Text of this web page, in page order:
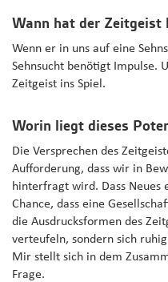
Wann hat der Zeitgeist
Wenn er in uns auf eine
Sehnsucht benötigt Impulse.
Zeitgeist ins Spiel.
Worin liegt dieses
Die Versprechen des
Aufforderung, dass wir in
hinterfragt wird. Dass Neues
Chance, dass eine
die Ausdrucksformen des
verteufeln, sondern sich
Mir stellt sich in dem
Frage.